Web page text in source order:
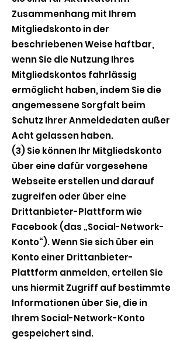
Zusammenhang mit Ihrem
Mitgliedskonto in der
beschriebenen Weise haftbar,
wenn Sie die Nutzung Ihres
Mitgliedskontos fahrlässig
ermöglicht haben, indem Sie die
angemessene Sorgfalt beim
Schutz Ihrer Anmeldedaten außer
Acht gelassen haben.
(3) Sie können Ihr Mitgliedskonto
über eine dafür vorgesehene
Webseite erstellen und darauf
zugreifen oder über eine
Drittanbieter-Plattform wie
Facebook (das „Social-Network-
Konto“). Wenn Sie sich über ein
Konto einer Drittanbieter-
Plattform anmelden, erteilen Sie
uns hiermit Zugriff auf bestimmte
Informationen über Sie, die in
Ihrem Social-Network-Konto
gespeichert sind.